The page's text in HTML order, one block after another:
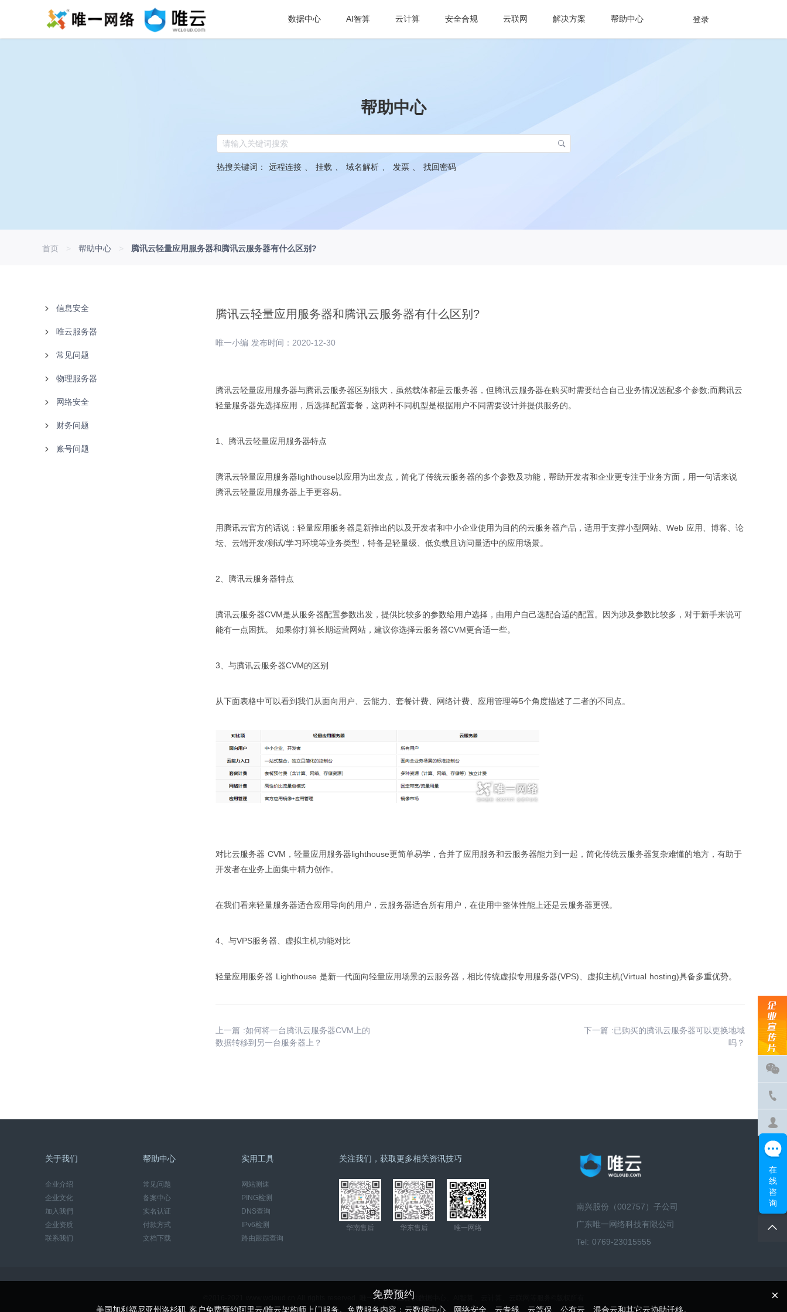
数据中心 AI智算 云计算 安全合规 云联网 解决方案 帮助中心 登录
帮助中心
热搜关键词： 远程连接 挂载 域名解析 发票 找回密码
首页 > 帮助中心 > 腾讯云轻量应用服务器和腾讯云服务器有什么区别?
信息安全
备案中心
实名认证
白名单
唯云服务器
使用说明
故障处理
购买指南
常见问题
文档下载
联系客服
产品知识
唯云
物理服务器
使用说明
故障处理
网络安全
产品介绍
使用说明
财务问题
付款方式
账号问题
腾讯云轻量应用服务器和腾讯云服务器有什么区别?
唯一小编 发布时间：2020-12-30
腾讯云轻量应用服务器与腾讯云服务器区别很大，虽然载体都是云服务器，但腾讯云服务器在购买时需要结合自己业务情况选配多个参数;而腾讯云
轻量服务器先选择应用，后选择配置套餐，这两种不同机型是根据用户不同需要设计并提供服务的。
1、腾讯云轻量应用服务器特点
腾讯云轻量应用服务器lighthouse以应用为出发点，简化了传统云服务器的多个参数及功能，帮助开发者和企业更专注于业务方面，用一句话来说
腾讯云轻量应用服务器上手更容易。
用腾讯云官方的话说：轻量应用服务器是新推出的以及开发者和中小企业使用为目的的云服务器产品，适用于支撑小型网站、Web 应用、博客、论
坛、云端开发/测试/学习环境等业务类型，特备是轻量级、低负载且访问量适中的应用场景。
2、腾讯云服务器特点
腾讯云服务器CVM是从服务器配置参数出发，提供比较多的参数给用户选择，由用户自己选配合适的配置。因为涉及参数比较多，对于新手来说可
能有一点困扰。 如果你打算长期运营网站，建议你选择云服务器CVM更合适一些。
3、与腾讯云服务器CVM的区别
从下面表格中可以看到我们从面向用户、云能力、套餐计费、网络计费、应用管理等5个角度描述了二者的不同点。
对比云服务器 CVM，轻量应用服务器lighthouse更简单易学，合并了应用服务和云服务器能力到一起，简化传统云服务器复杂难懂的地方，有助于
开发者在业务上面集中精力创作。
在我们看来轻量服务器适合应用导向的用户，云服务器适合所有用户，在使用中整体性能上还是云服务器更强。
4、与VPS服务器、虚拟主机功能对比
轻量应用服务器 Lighthouse 是新一代面向轻量应用场景的云服务器，相比传统虚拟专用服务器(VPS)、虚拟主机(Virtual hosting)具备多重优势。
上一篇 :如何将一台腾讯云服务器CVM上的
数据转移到另一台服务器上？
下一篇 :已购买的腾讯云服务器可以更换地域
吗？
关于我们
企业介绍
企业文化
加入我們
企业资质
联系我们
帮助中心
常见问题
备案中心
实名认证
付款方式
文档下载
实用工具
网站测速
PING检测
DNS查询
IPv6检测
路由跟踪查询
关注我们，获取更多相关资讯技巧
华南售后 华东售后 唯一网络
南兴股份（002757）子公司
广东唯一网络科技有限公司
Tel: 0769-23015555
©2016-2021 www.wcloud.cn All rights reserved. 唯一网络-专业提供数据中心、AI智算、云计算、云联网等服务©版权所有 ×
免费预约
美国加利福尼亚州洛杉矶 客户免费预约阿里云/唯云架构师上门服务。免费服务内容：云数据中心、网络安全、云专线、云等保、公有云、混合云和其它云协助迁移。
在
线
咨
询